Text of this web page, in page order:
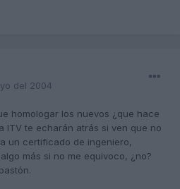
del 2004
homologar los nuevos ¿que hace
ITV te echarán atrás si ven que no
un certificado de ingeniero,
más si no me equivoco, ¿no?